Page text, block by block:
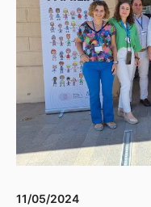
11/05/2024